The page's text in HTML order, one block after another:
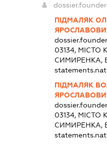
ПІДМАЛЯК
03134, МІСТО
СИМИРЕНКА,
ПІДМАЛЯК
03134, МІСТО
СИМИРЕНКА,